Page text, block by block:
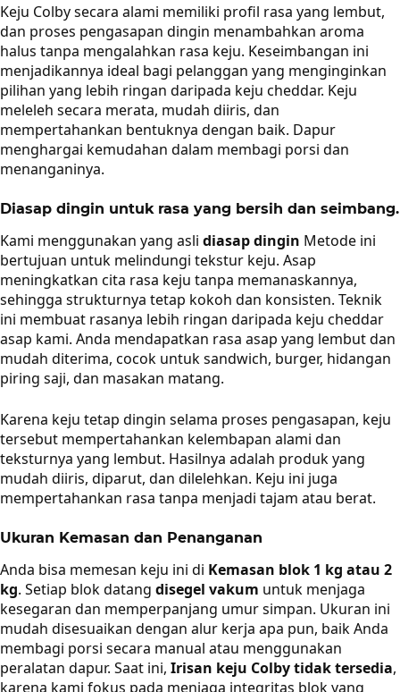
Keju Colby secara alami memiliki profil rasa yang lembut,
dan proses pengasapan dingin menambahkan aroma
halus tanpa mengalahkan rasa keju. Keseimbangan ini
menjadikannya ideal bagi pelanggan yang menginginkan
pilihan yang lebih ringan daripada keju cheddar. Keju
meleleh secara merata, mudah diiris, dan
mempertahankan bentuknya dengan baik. Dapur
menghargai kemudahan dalam membagi porsi dan
menanganinya.
Diasap dingin untuk rasa yang bersih dan seimbang.
Kami menggunakan yang asli diasap dingin Metode ini
bertujuan untuk melindungi tekstur keju. Asap
meningkatkan cita rasa keju tanpa memanaskannya,
sehingga strukturnya tetap kokoh dan konsisten. Teknik
ini membuat rasanya lebih ringan daripada keju cheddar
asap kami. Anda mendapatkan rasa asap yang lembut dan
mudah diterima, cocok untuk sandwich, burger, hidangan
piring saji, dan masakan matang.
Karena keju tetap dingin selama proses pengasapan, keju
tersebut mempertahankan kelembapan alami dan
teksturnya yang lembut. Hasilnya adalah produk yang
mudah diiris, diparut, dan dilelehkan. Keju ini juga
mempertahankan rasa tanpa menjadi tajam atau berat.
Ukuran Kemasan dan Penanganan
Anda bisa memesan keju ini di Kemasan blok 1 kg atau 2
kg. Setiap blok datang disegel vakum untuk menjaga
kesegaran dan memperpanjang umur simpan. Ukuran ini
mudah disesuaikan dengan alur kerja apa pun, baik Anda
membagi porsi secara manual atau menggunakan
peralatan dapur. Saat ini, Irisan keju Colby tidak tersedia,
karena kami fokus pada menjaga integritas blok yang